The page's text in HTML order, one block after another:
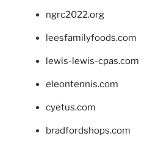
ngrc2022.org
leesfamilyfoods.com
lewis-lewis-cpas.com
eleontennis.com
cyetus.com
bradfordshops.com